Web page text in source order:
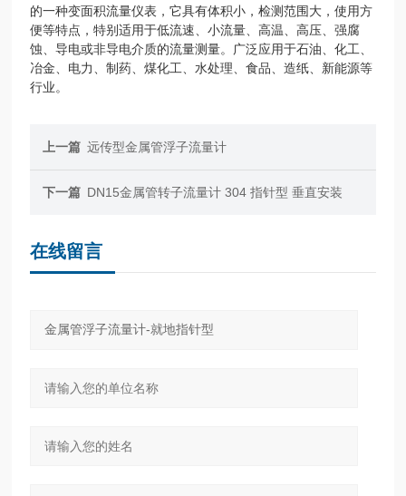
的一种变面积流量仪表，它具有体积小，检测范围大，使用方
便等特点，特别适用于低流速、小流量、高温、高压、强腐
蚀、导电或非导电介质的流量测量。广泛应用于石油、化工、
冶金、电力、制药、煤化工、水处理、食品、造纸、新能源等
行业。
上一篇 远传型金属管浮子流量计
下一篇 DN15金属管转子流量计 304 指针型 垂直安装
在线留言